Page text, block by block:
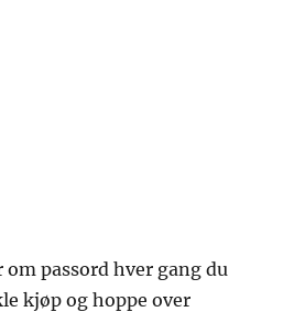
om passord hver gang du
kjøp og hoppe over